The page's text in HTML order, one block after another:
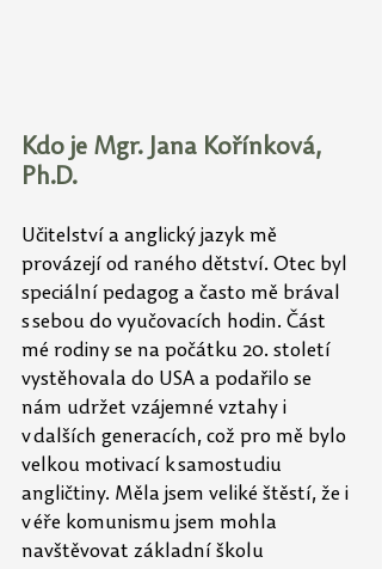
Kdo je Mgr. Jana Kořínková,
Ph.D.
Učitelství a anglický jazyk mě
provázejí od raného dětství. Otec byl
speciální pedagog a často mě brával
s sebou do vyučovacích hodin. Část
mé rodiny se na počátku 20. století
vystěhovala do USA a podařilo se
nám udržet vzájemné vztahy i
v dalších generacích, což pro mě bylo
velkou motivací k samostudiu
angličtiny. Měla jsem veliké štěstí, že i
v éře komunismu jsem mohla
navštěvovat základní školu